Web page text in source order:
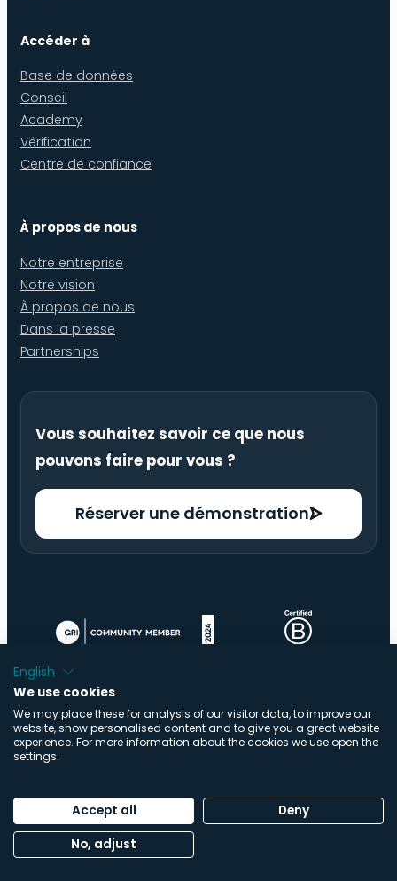
Accéder à
Base de données
Conseil
Academy
Vérification
Centre de confiance
À propos de nous
Notre entreprise
Notre vision
À propos de nous
Dans la presse
Partnerships
Vous souhaitez savoir ce que nous
pouvons faire pour vous ?
Réserver une démonstration
Réalisation :Buro Staal
Politique de confidentialité| Déclaration relative aux
|Centre de confiance
English
We use cookies
We may place these for analysis of our visitor data, to improve our
website, show personalised content and to give you a great website
experience. For more information about the cookies we use open the
settings.
Accept all
Deny
No, adjust